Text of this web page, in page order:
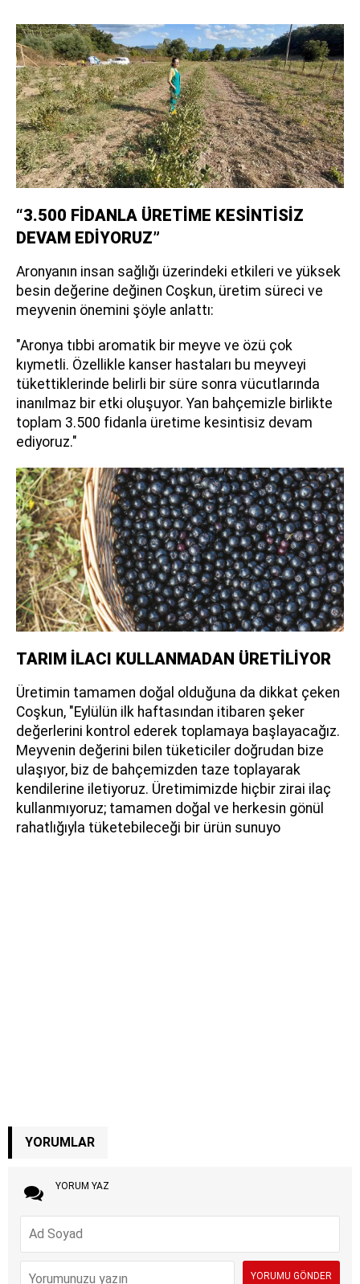
“3.500 FİDANLA ÜRETİME KESİNTİSİZ
DEVAM EDİYORUZ”
Aronyanın insan sağlığı üzerindeki etkileri ve yüksek
besin değerine değinen Coşkun, üretim süreci ve
meyvenin önemini şöyle anlattı:
"Aronya tıbbi aromatik bir meyve ve özü çok
kıymetli. Özellikle kanser hastaları bu meyveyi
tükettiklerinde belirli bir süre sonra vücutlarında
inanılmaz bir etki oluşuyor. Yan bahçemizle birlikte
toplam 3.500 fidanla üretime kesintisiz devam
ediyoruz."
TARIM İLACI KULLANMADAN ÜRETİLİYOR
Üretimin tamamen doğal olduğuna da dikkat çeken
Coşkun, "Eylülün ilk haftasından itibaren şeker
değerlerini kontrol ederek toplamaya başlayacağız.
Meyvenin değerini bilen tüketiciler doğrudan bize
ulaşıyor, biz de bahçemizden taze toplayarak
kendilerine iletiyoruz. Üretimimizde hiçbir zirai ilaç
kullanmıyoruz; tamamen doğal ve herkesin gönül
rahatlığıyla tüketebileceği bir ürün sunuyo
YORUMLAR
YORUM YAZ